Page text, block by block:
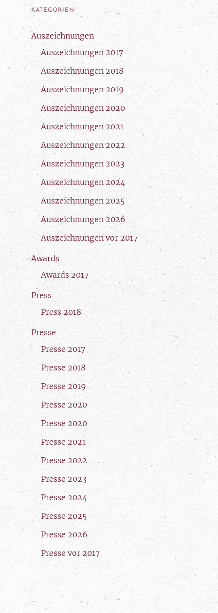
KATEGORIEN
Auszeichnungen
Auszeichnungen 2017
Auszeichnungen 2018
Auszeichnungen 2019
Auszeichnungen 2020
Auszeichnungen 2021
Auszeichnungen 2022
Auszeichnungen 2023
Auszeichnungen 2024
Auszeichnungen 2025
Auszeichnungen 2026
Auszeichnungen vor 2017
Awards
Awards 2017
Press
Press 2018
Presse
Presse 2017
Presse 2018
Presse 2019
Presse 2020
Presse 2020
Presse 2021
Presse 2022
Presse 2023
Presse 2024
Presse 2025
Presse 2026
Presse vor 2017